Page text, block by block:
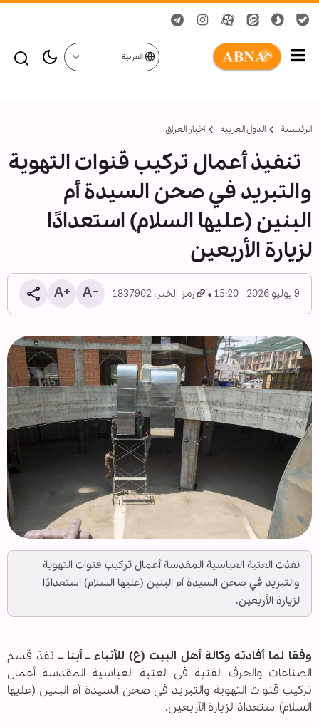
العربية
الرئيسية الدول العربیه أخبار العراق
تنفيذ أعمال تركيب قنوات التهوية
والتبريد في صحن السيدة أم
البنين (عليها السلام) استعدادًا
لزيارة الأربعين
9 يوليو 2026 - 15:20 رمز الخبر: 1837902
نفذت العتبة العباسية المقدسة أعمال تركيب قنوات التهوية
والتبريد في صحن السيدة أم البنين (عليها السلام) استعدادًا
لزيارة الأربعين.
وفقا لما أفادته وكالة أهل البيت (ع) للأنباء ــ أبنا ــ نفذ قسم
الصناعات والحرف الفنية في العتبة العباسية المقدسة أعمال
تركيب قنوات التهوية والتبريد في صحن السيدة أم البنين (عليها
السلام) استعدادًا لزيارة الأربعين.